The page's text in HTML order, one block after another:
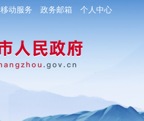
移动服务 政务邮箱 个人中心